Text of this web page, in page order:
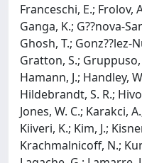
Franceschi, E.; Frolov,
Ganga, K.; G??nova-
Ghosh, T.; Gonz??lez-
Gratton, S.; Gruppuso,
Hamann, J.; Handley,
Hildebrandt, S. R.;
Jones, W. C.; Karakci,
Kiiveri, K.; Kim, J.;
Krachmalnicoff, N.;